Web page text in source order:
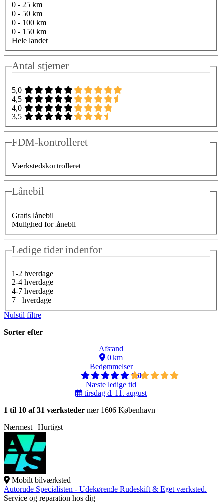
0 - 25 km
0 - 50 km
0 - 100 km
0 - 150 km
Hele landet
Antal stjerner
5,0
4,5
4,0
3,5
FDM-kontrolleret
Værkstedskontrolleret
Lånebil
Gratis lånebil
Mulighed for lånebil
Ledige tider indenfor
1-2 hverdage
2-4 hverdage
4-7 hverdage
7+ hverdage
Nulstil filtre
Sorter efter
Afstand
0 km
Bedømmelser
5,0
Næste ledige tid
tirsdag d. 11. august
1 til 10 af 31 værksteder nær 1606 København
Nærmest | Hurtigst
Mobilt bilværksted
Autorude Specialisten - Udekørende Rudeskift & Eget værksted.
Service og reparation hos dig